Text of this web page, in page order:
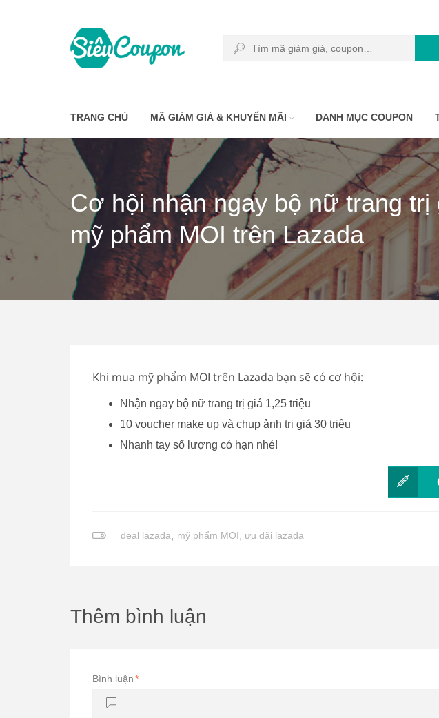
TRANG CHỦ MÃ GIẢM GIÁ & KHUYẾN MÃI DANH MỤC COUPON
Cơ hội nhận ngay bộ nữ trang
mỹ phẩm MOI trên Lazada
Khi mua mỹ phẩm MOI trên Lazada bạn sẽ có cơ hội:
Nhận ngay bộ nữ trang trị giá 1,25 triệu
10 voucher make up và chụp ảnh trị giá 30 triệu
Nhanh tay số lượng có hạn nhé!
deal lazada, mỹ phẩm MOI, ưu đãi lazada
Thêm bình luận
Bình luận*